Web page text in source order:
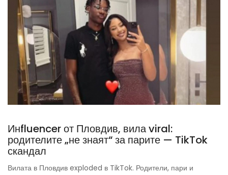
Инfluencer от Пловдив, вила viral:
родителите „не знаят“ за парите — TikTok
скандал
Вилата в Пловдив exploded в TikTok. Родители, пари и